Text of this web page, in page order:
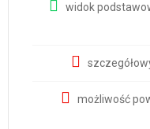
widok
możliwość